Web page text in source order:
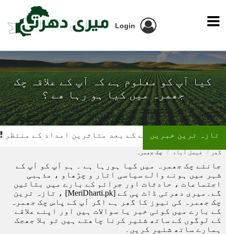
Login
کیا آپ کو معلوم ہے کہ آپ کے علاقہ چک
جھمرہ میں کیا ہو رہا ھے ؟
ٹوٹنے کے بعد متاثرین امداد کے منتظر تیز تازہ ترین خبریں
گھر فیصل آباد چک جھمرہ
جانئے چک جھمرہ میں کیا ہورہا ہے ۔ ہم آپ کو آپ کے
شہر میں ہونے والے سیاسی اتار و چڑھاو ، مذہبی
اجتماعات ، حادثات اور جرائم کے بارے میں بتائیں
گے۔میری دھرتی ڈاٹ پی کے [MeriDharti.pk] ، تازہ ترین
چک جھمرہ کی نیوز کا گھر ہے اگر آپ کے پاس چک جھمرہ
کے بارے میں کوئی خبر یا سوالات ہیں اور اپنے علاقے
کے لوگوں کے ساتھ شئیر کرنا چاھتے ہیں تو بلا جھجک
ہمارے ساتھ شئیر کریں۔